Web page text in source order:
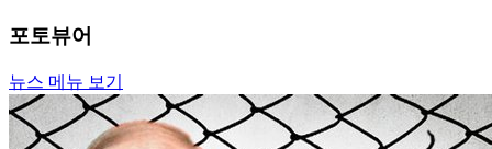
포토뷰어
뉴스 메뉴 보기